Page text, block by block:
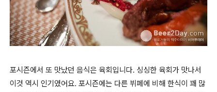
포시즌에서 또 맛났던 음식은 육회입니다. 싱싱한 육회가 맛나서
이것 역시 인기였어요. 포시즌에는 다른 뷔페에 비해 한식이 꽤 많